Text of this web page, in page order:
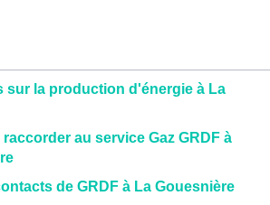
sur la production d'énergie à La
au service Gaz GRDF à
de GRDF à La Gouesnière